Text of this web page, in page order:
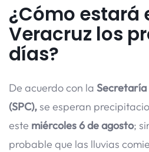
¿Cómo estará
Veracruz los
días?
De acuerdo con la Secretaría
(SPC),se esperan
este miércoles 6 de agosto;
probable que las lluvias